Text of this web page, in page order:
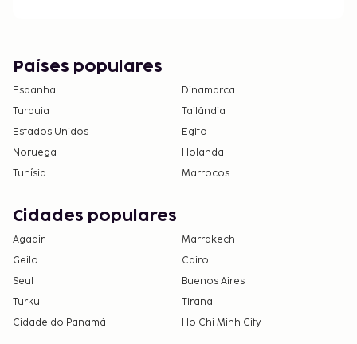
Países populares
Espanha
Dinamarca
Turquia
Tailândia
Estados Unidos
Egito
Noruega
Holanda
Tunísia
Marrocos
Cidades populares
Agadir
Marrakech
Geilo
Cairo
Seul
Buenos Aires
Turku
Tirana
Cidade do Panamá
Ho Chi Minh City